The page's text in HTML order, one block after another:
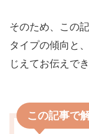
そのため、この
タイプの傾向と
じえてお伝えで
この記事で